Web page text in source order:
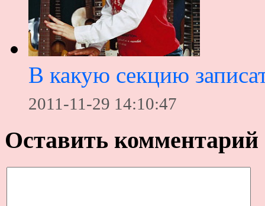
В какую секцию
2011-11-29 14:10:47
Оставить комментарий